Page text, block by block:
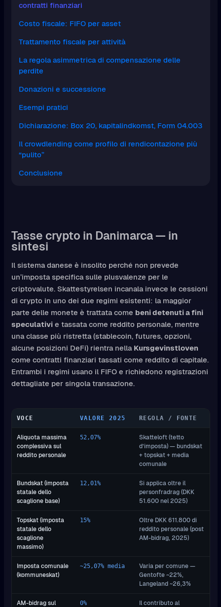
contratti finanziari
Costo fiscale: FIFO per asset
Trattamento fiscale per attività
La regola asimmetrica di compensazione delle
perdite
Donazioni e successione
Esempi pratici
Dichiarazione: Box 20, kapitalindkomst, Form 04.003
Il crowdlending come profilo di rendicontazione più
“pulito”
Conclusione
Tasse crypto in Danimarca — in
sintesi
Il sistema danese è insolito perché non prevede
un’imposta specifica sulle plusvalenze per le
criptovalute. Skattestyrelsen incanala invece le cessioni
di crypto in uno dei due regimi esistenti: la maggior
parte delle monete è trattata come beni detenuti a fini
speculativie tassata come reddito personale, mentre
una classe più ristretta (stablecoin, futures, opzioni,
alcune posizioni DeFi) rientra nella Kursgevinstloven
come contratti finanziari tassati come reddito di capitale.
Entrambi i regimi usano il FIFO e richiedono registrazioni
dettagliate per singola transazione.
VOCE VALORE 2025 REGOLA / FONTE
Aliquota massima
complessiva sul
reddito personale
52,07%
Skatteloft (tetto
d’imposta) — bundskat
+ topskat + media
comunale
Bundskat (imposta
statale dello
scaglione base)
12,01%
Si applica oltre il
personfradrag (DKK
51.600 nel 2025)
Topskat (imposta
statale dello
scaglione
massimo)
15%
Oltre DKK 611.800 di
reddito personale (post
AM-bidrag, 2025)
Imposta comunale
(kommuneskat)
~25,07% media
Varia per comune —
Gentofte ~22%,
Langeland ~26,3%
AM-bidrag sul
0%
Il contributo al